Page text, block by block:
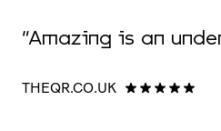
“Amazing is an
THEQR.CO.UK